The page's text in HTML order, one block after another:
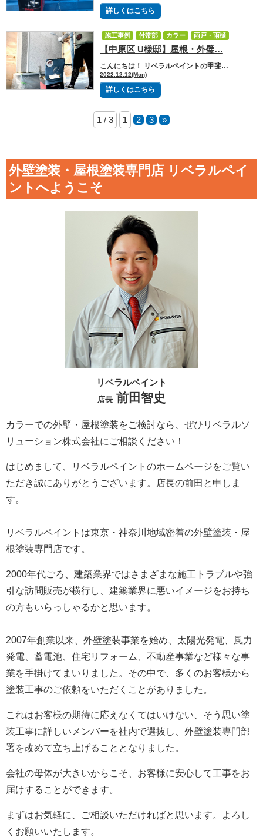
詳しくはこちら
【中原区 U様邸】屋根・外璧…
こんにちは！ リベラルペイントの甲斐…
2022.12.12(Mon)
詳しくはこちら
施工事例 付帯部 カラー
雨戸・雨樋
屋根塗装
外壁塗装
1 / 3 1 2 3 »
外壁塗装・屋根塗装専門店 リベラルペイ
ントへようこそ
リベラルペイント
店長 前田智史
カラーでの外壁・屋根塗装をご検討なら、ぜひリベラルソ
リューション株式会社にご相談ください！
はじめまして、リベラルペイントのホームページをご覧い
ただき誠にありがとうございます。
店長の前田と申しま
す。
リベラルペイントは東京・神奈川地域密着の外壁塗装・屋
根塗装専門店です。
2000年代ごろ、建築業界ではさまざまな施工トラブルや強
引な訪問販売が横行し、建築業界に悪いイメージをお持ち
の方もいらっしゃるかと思います。
2007年創業以来、外壁塗装事業を始め、太陽光発電、風力
発電、蓄電池、住宅リフォーム、不動産事業など様々な事
業を手掛けてまいりました。 その中で、多くのお客様から
塗装工事のご依頼をいただくことがありました。
これはお客様の期待に応えなくてはいけない、そう思い塗
装工事に詳しいメンバーを社内で選抜し、外壁塗装専門部
署を改めて立ち上げることとなりました。
会社の母体が大きいからこそ、お客様に安心して工事をお
届けすることができます。
まずはお気軽に、ご相談いただければと思います。よろし
くお願いいたします。